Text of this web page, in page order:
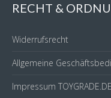
RECHT &
Widerrufsrecht
Allgemeine
Impressum